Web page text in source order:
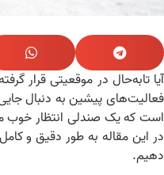
تابه‌حال در موقعیتی قرار
پیشین به دنبال
که یک صندلی انتظار خوب
این مقاله به طور دقیق و